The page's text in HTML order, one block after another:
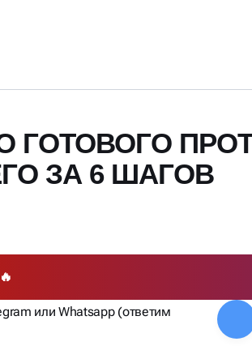
ГОТОВОГО
ЗА 6 ШАГОВ
или Whatsapp (ответим